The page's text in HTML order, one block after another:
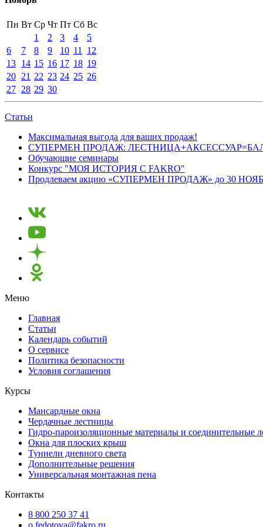
Пн Вт Ср Чт Пт Сб Вс
1
2 3 4
5
6
7 8 9 10 11
12
13 14 15 16 17 18 19
20 21 22 23 24 25 26
27 28 29 30
Статьи
Максимальная выгода для ваших продаж!
СУПЕРМЕН ПРОДАЖ:
Обучающие семинары
Конкурс "МОЯ ИСТОРИЯ С FAKRO"
Продлеваем акцию «СУПЕРМЕН ПРОДАЖ» до 30
Меню
Главная
Статьи
Календарь событий
О сервисе
Политика безопасности
Условия соглашения
Курсы
Мансардные окна
Чердачные лестницы
Гидро-пароизоляционные материалы и соединительные
Окна для плоских крыш
Туннели дневного света
Дополнительные решения
Универсальная монтажная пена
Контакты
8 800 250 37 41